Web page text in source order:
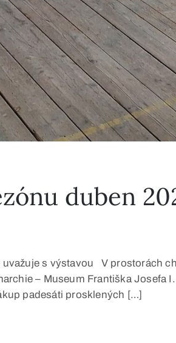
duben
s výstavou V prostorách
– Museum Františka Josefa
padesáti prosklených […]